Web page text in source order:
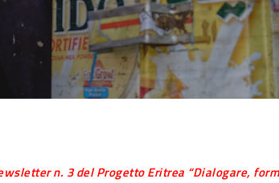
n. 3 del Progetto Eritrea “Dialogare,